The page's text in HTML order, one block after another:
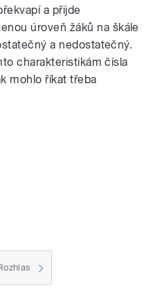
a přijde
úroveň žáků na škále
a nedostatečný.
charakteristikám čísla
mohlo říkat třeba